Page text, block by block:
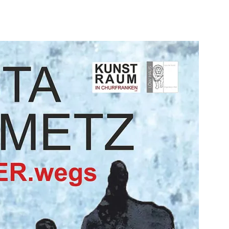
UND SPENDENKONTO
2016
2015
GALERIE KUNSTRAUM
OFFENE ATELIERS